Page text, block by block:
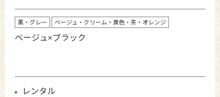
黒・グレー ベージュ・クリーム・黄色・茶・オレンジ
ベージュ×ブラック
レンタル